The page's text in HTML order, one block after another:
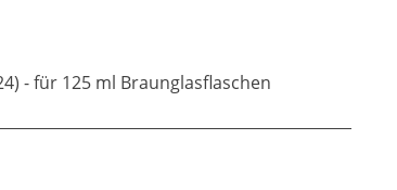
- für 125 ml Braunglasflaschen